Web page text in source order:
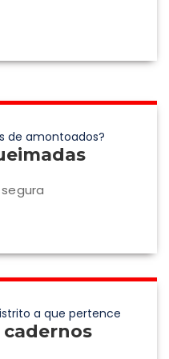
de amontoados?
a que pertence